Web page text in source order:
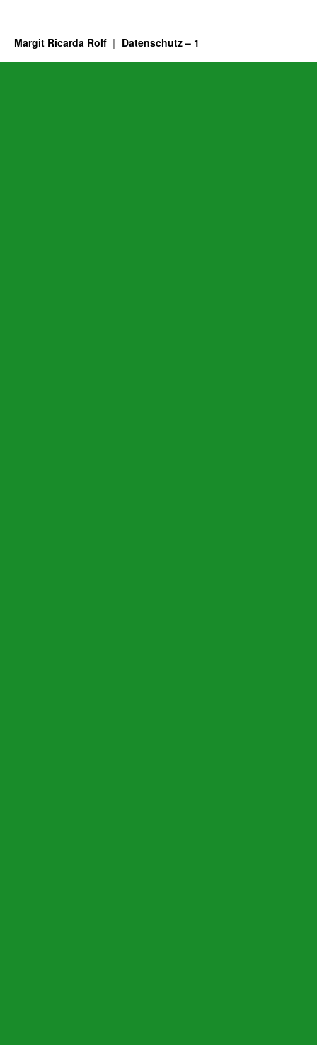
Margit Ricarda Rolf Datenschutz – 1